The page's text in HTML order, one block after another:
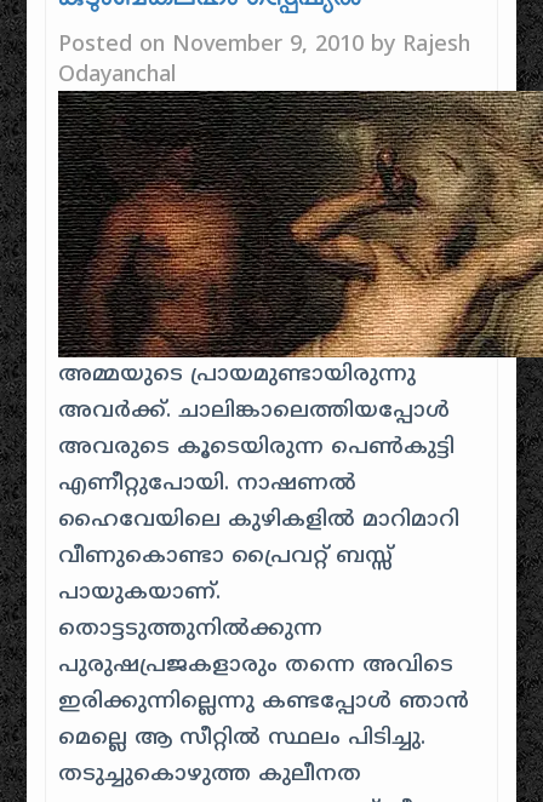
Posted on November 9, 2010 by Rajesh
Odayanchal
അമ്മയുടെ പ്രായമുണ്ടായിരുന്നു
അവര്‍ക്ക്. ചാലിങ്കാലെത്തിയപ്പോള്‍
അവരുടെ കൂടെയിരുന്ന പെണ്‍‌കുട്ടി
എണീറ്റുപോയി. നാഷണല്‍‌
ഹൈവേയിലെ കുഴികളില്‍ മാറിമാറി
വീണുകൊണ്ടാ പ്രൈവറ്റ് ബസ്സ്
പായുകയാണ്‌.
തൊട്ടടുത്തുനില്‍ക്കുന്ന
പുരുഷപ്രജകളാരും തന്നെ അവിടെ
ഇരിക്കുന്നില്ലെന്നു കണ്ടപ്പോള്‍ ഞാന്‍
മെല്ലെ ആ സീറ്റില്‍ സ്ഥലം പിടിച്ചു.
തടുച്ചുകൊഴുത്ത കുലീനത